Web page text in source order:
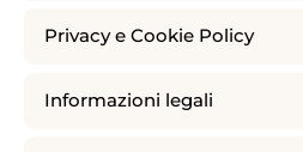
Privacy e Cookie Policy
Informazioni legali